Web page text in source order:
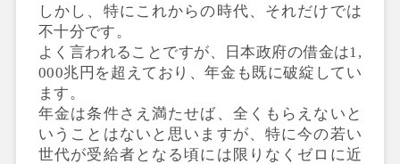
しかし、特にこれからの時代、それだけでは
不十分です。
よく言われることですが、日本政府の借金は1,
000兆円を超えており、年金も既に破綻してい
ます。
年金は条件さえ満たせば、全くもらえないと
いうことはないと思いますが、特に今の若い
世代が受給者となる頃には限りなくゼロに近